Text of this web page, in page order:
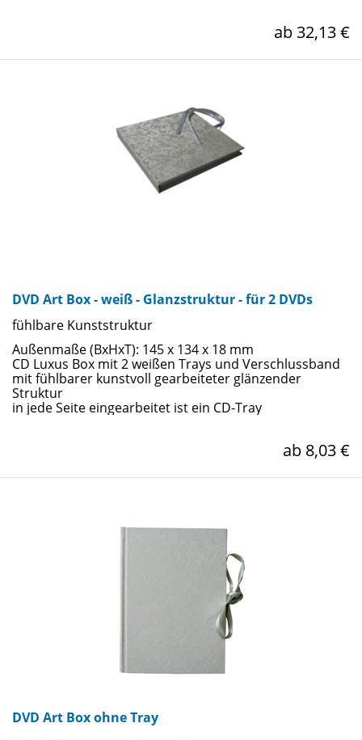
ab 32,13 €
DVD Art Box - weiß - Glanzstruktur - für 2 DVDs
fühlbare Kunststruktur
Außenmaße (BxHxT): 145 x 134 x 18 mm
CD Luxus Box mit 2 weißen Trays und Verschlussband
mit fühlbarer kunstvoll gearbeiteter glänzender
Struktur
in jede Seite eingearbeitet ist ein CD-Tray
ab 8,03 €
DVD Art Box ohne Tray